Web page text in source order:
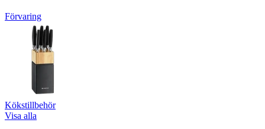
Förvaring
Kökstillbehör
Visa alla